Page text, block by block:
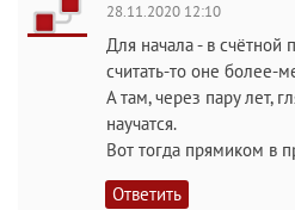
28.11.2020 12:10
Для начала - в счётной
считать-то оне более-
А там, через пару лет,
научатся.
Вот тогда прямиком в
Ответить